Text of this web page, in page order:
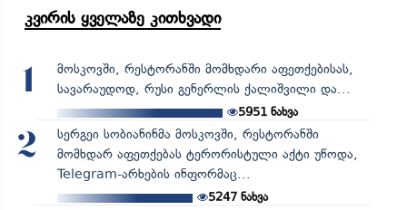
კვირის ყველაზე კითხვადი
1
მოსკოვში, რესტორანში მომხდარი აფეთქებისას,
სავარაუდოდ, რუსი გენერლის ქალიშვილი და...
5951 ნახვა
2
სერგეი სობიანინმა მოსკოვში, რესტორანში
მომხდარ აფეთქებას ტერორისტული აქტი უწოდა,
Telegram-არხების ინფორმაც...
5247ნახვა